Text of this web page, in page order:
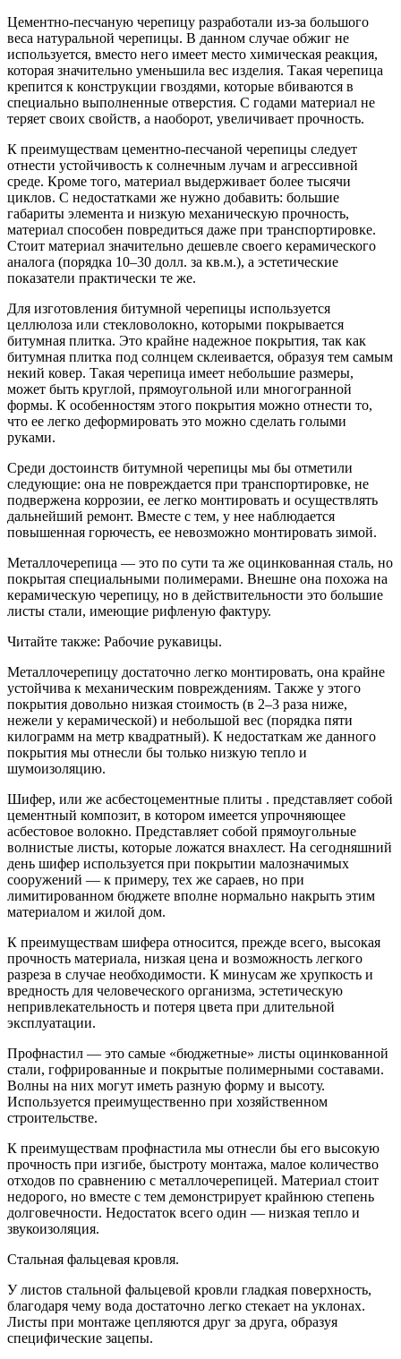
Цементно-песчаную черепицу разработали из-за большого
веса натуральной черепицы. В данном случае обжиг не
используется, вместо него имеет место химическая реакция,
которая значительно уменьшила вес изделия. Такая черепица
крепится к конструкции гвоздями, которые вбиваются в
специально выполненные отверстия. С годами материал не
теряет своих свойств, а наоборот, увеличивает прочность.
К преимуществам цементно-песчаной черепицы следует
отнести устойчивость к солнечным лучам и агрессивной
среде. Кроме того, материал выдерживает более тысячи
циклов. С недостатками же нужно добавить: большие
габариты элемента и низкую механическую прочность,
материал способен повредиться даже при транспортировке.
Стоит материал значительно дешевле своего керамического
аналога (порядка 10–30 долл. за кв.м.), а эстетические
показатели практически те же.
Для изготовления битумной черепицы используется
целлюлоза или стекловолокно, которыми покрывается
битумная плитка. Это крайне надежное покрытия, так как
битумная плитка под солнцем склеивается, образуя тем самым
некий ковер. Такая черепица имеет небольшие размеры,
может быть круглой, прямоугольной или многогранной
формы. К особенностям этого покрытия можно отнести то,
что ее легко деформировать это можно сделать голыми
руками.
Среди достоинств битумной черепицы мы бы отметили
следующие: она не повреждается при транспортировке, не
подвержена коррозии, ее легко монтировать и осуществлять
дальнейший ремонт. Вместе с тем, у нее наблюдается
повышенная горючесть, ее невозможно монтировать зимой.
Металлочерепица — это по сути та же оцинкованная сталь, но
покрытая специальными полимерами. Внешне она похожа на
керамическую черепицу, но в действительности это большие
листы стали, имеющие рифленую фактуру.
Читайте также: Рабочие рукавицы.
Металлочерепицу достаточно легко монтировать, она крайне
устойчива к механическим повреждениям. Также у этого
покрытия довольно низкая стоимость (в 2–3 раза ниже,
нежели у керамической) и небольшой вес (порядка пяти
килограмм на метр квадратный). К недостаткам же данного
покрытия мы отнесли бы только низкую тепло и
шумоизоляцию.
Шифер, или же асбестоцементные плиты . представляет собой
цементный композит, в котором имеется упрочняющее
асбестовое волокно. Представляет собой прямоугольные
волнистые листы, которые ложатся внахлест. На сегодняшний
день шифер используется при покрытии малозначимых
сооружений — к примеру, тех же сараев, но при
лимитированном бюджете вполне нормально накрыть этим
материалом и жилой дом.
К преимуществам шифера относится, прежде всего, высокая
прочность материала, низкая цена и возможность легкого
разреза в случае необходимости. К минусам же хрупкость и
вредность для человеческого организма, эстетическую
непривлекательность и потеря цвета при длительной
эксплуатации.
Профнастил — это самые «бюджетные» листы оцинкованной
стали, гофрированные и покрытые полимерными составами.
Волны на них могут иметь разную форму и высоту.
Используется преимущественно при хозяйственном
строительстве.
К преимуществам профнастила мы отнесли бы его высокую
прочность при изгибе, быстроту монтажа, малое количество
отходов по сравнению с металлочерепицей. Материал стоит
недорого, но вместе с тем демонстрирует крайнюю степень
долговечности. Недостаток всего один — низкая тепло и
звукоизоляция.
Стальная фальцевая кровля.
У листов стальной фальцевой кровли гладкая поверхность,
благодаря чему вода достаточно легко стекает на уклонах.
Листы при монтаже цепляются друг за друга, образуя
специфические зацепы.